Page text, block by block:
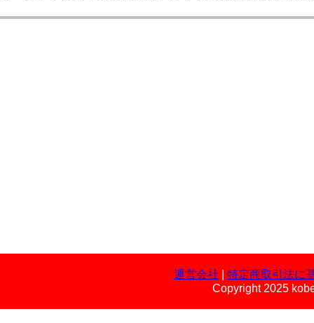
運営会社
特定商取引法に
Copyright 2025